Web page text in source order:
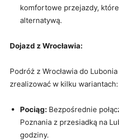
komfortowe przejazdy,
alternatywą.
Dojazd z Wrocławia:
Podróż z Wrocławia do
zrealizować w kilku wariantach:
Pociąg: Bezpośrednie
Poznania z przesiadką na
godziny.